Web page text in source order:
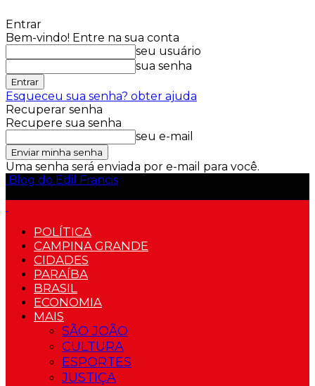
Entrar
Bem-vindo! Entre na sua conta
seu usuário
sua senha
Esqueceu sua senha? obter ajuda
Recuperar senha
Recupere sua senha
seu e-mail
Uma senha será enviada por e-mail para você.
Blog do Edil Francis
POLÍTICA
CAMPINA GRANDE
CIDADES
PARAÍBA
BRASIL
ECONOMIA
MAIS
SÃO JOÃO
CULTURA
ESPORTES
JUSTIÇA